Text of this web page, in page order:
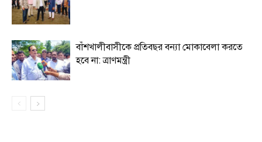
বাঁশখালীবাসীকে প্রতিবছর বন্যা মোকাবেলা করতে
হবে না: ত্রাণমন্ত্রী